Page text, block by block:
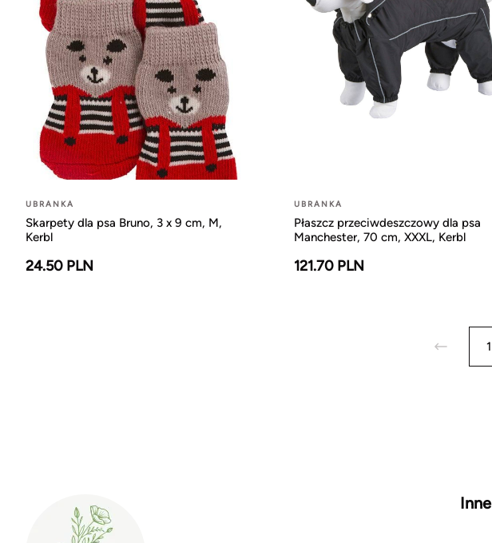
UBRANKA
Skarpety dla psa Bruno, 3 x 9 cm, M,
Kerbl
24.50 PLN
UBRANKA
Płaszcz przeciwdeszczowy dla psa
Manchester, 70 cm, XXXL, Kerbl
121.70 PLN
1
Inne